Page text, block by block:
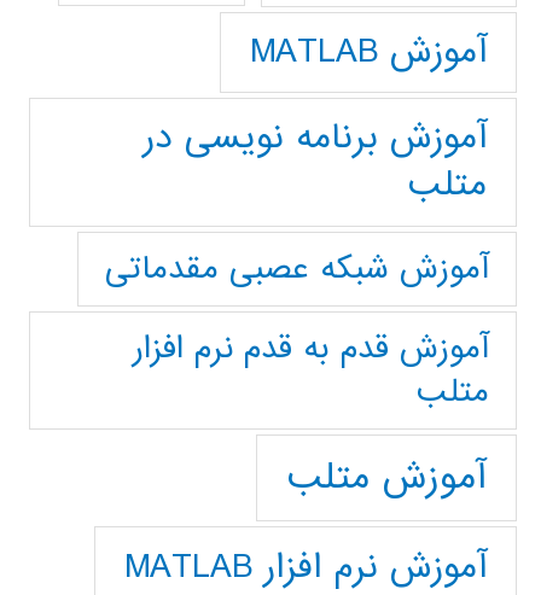
آموزش MATLAB
آموزش برنامه نویسی در
متلب
آموزش شبکه عصبی مقدماتی
آموزش قدم به قدم نرم افزار
متلب
آموزش متلب
آموزش نرم افزار MATLAB